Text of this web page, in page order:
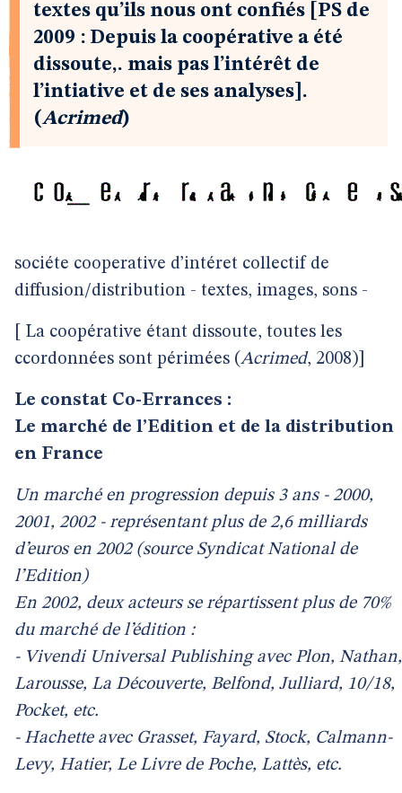
textes qu’ils nous ont confiés [PS de
2009 : Depuis la coopérative a été
dissoute,. mais pas l’intérêt de
l’intiative et de ses analyses].
(Acrimed)
sociéte cooperative d’intéret collectif de
diffusion/distribution - textes, images, sons -
[ La coopérative étant dissoute, toutes les
ccordonnées sont périmées (Acrimed, 2008)]
Le constat Co-Errances :
Le marché de l’Edition et de la distribution
en France
Un marché en progression depuis 3 ans - 2000,
2001, 2002 - représentant plus de 2,6 milliards
d’euros en 2002 (source Syndicat National de
l’Edition)
En 2002, deux acteurs se répartissent plus de 70%
du marché de l’édition :
- Vivendi Universal Publishing avec Plon, Nathan,
Larousse, La Découverte, Belfond, Julliard, 10/18,
Pocket, etc.
- Hachette avec Grasset, Fayard, Stock, Calmann-
Levy, Hatier, Le Livre de Poche, Lattès, etc.